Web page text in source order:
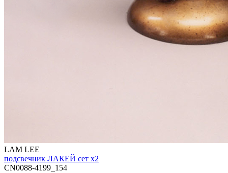
LAM LEE
подсвечник ЛАКЕЙ сет х2
CN0088-4199_154